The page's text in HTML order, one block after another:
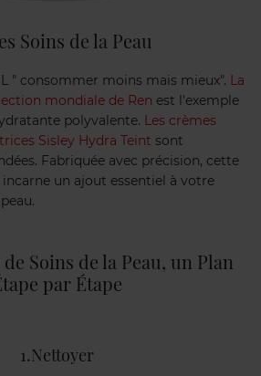
Soins de la Peau
" consommer moins mais mieux". La
mondiale de Ren est l'exemple
polyvalente. Les crèmes
Sisley Hydra Teint sont
Fabriquée avec précision, cette
un ajout essentiel à votre
Soins de la Peau, un Plan
par Étape
1.Nettoyer